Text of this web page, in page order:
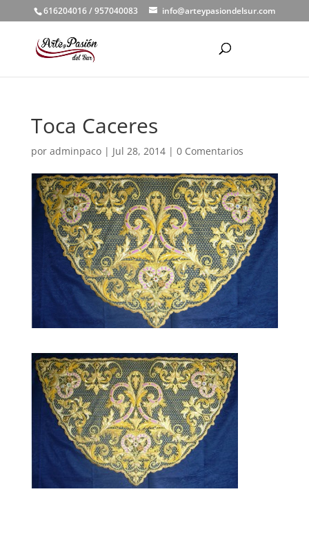
616204016 / 957040083 info@arteypasiondelsur.com
Toca Caceres
por adminpaco| Jul 28, 2014| 0 Comentarios